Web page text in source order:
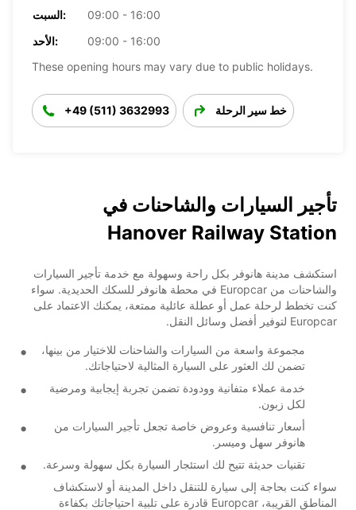
السبت:
09:00 - 16:00
الأحد:
09:00 - 16:00
These opening hours may vary due to public holidays.
+49 (511) 3632993 خط سير الرحلة
تأجير السيارات والشاحنات في
Hanover Railway Station
استكشف مدينة هانوفر بكل راحة وسهولة مع خدمة تأجير السيارات
والشاحنات من Europcar في محطة هانوفر للسكك الحديدية. سواء
كنت تخطط لرحلة عمل أو عطلة عائلية ممتعة، يمكنك الاعتماد على
Europcar لتوفير أفضل وسائل النقل.
مجموعة واسعة من السيارات والشاحنات للاختيار من بينها،
تضمن لك العثور على السيارة المثالية لاحتياجاتك.
خدمة عملاء متفانية وودودة تضمن تجربة إيجابية ومرضية
لكل زبون.
أسعار تنافسية وعروض خاصة تجعل تأجير السيارات من
هانوفر سهل وميسر.
تقنيات حديثة تتيح لك استئجار السيارة بكل سهولة وسرعة.
سواء كنت بحاجة إلى سيارة للتنقل داخل المدينة أو لاستكشاف
المناطق القريبة، Europcar قادرة على تلبية احتياجاتك بكفاءة